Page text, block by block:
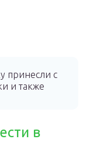
принесли с
и также
в